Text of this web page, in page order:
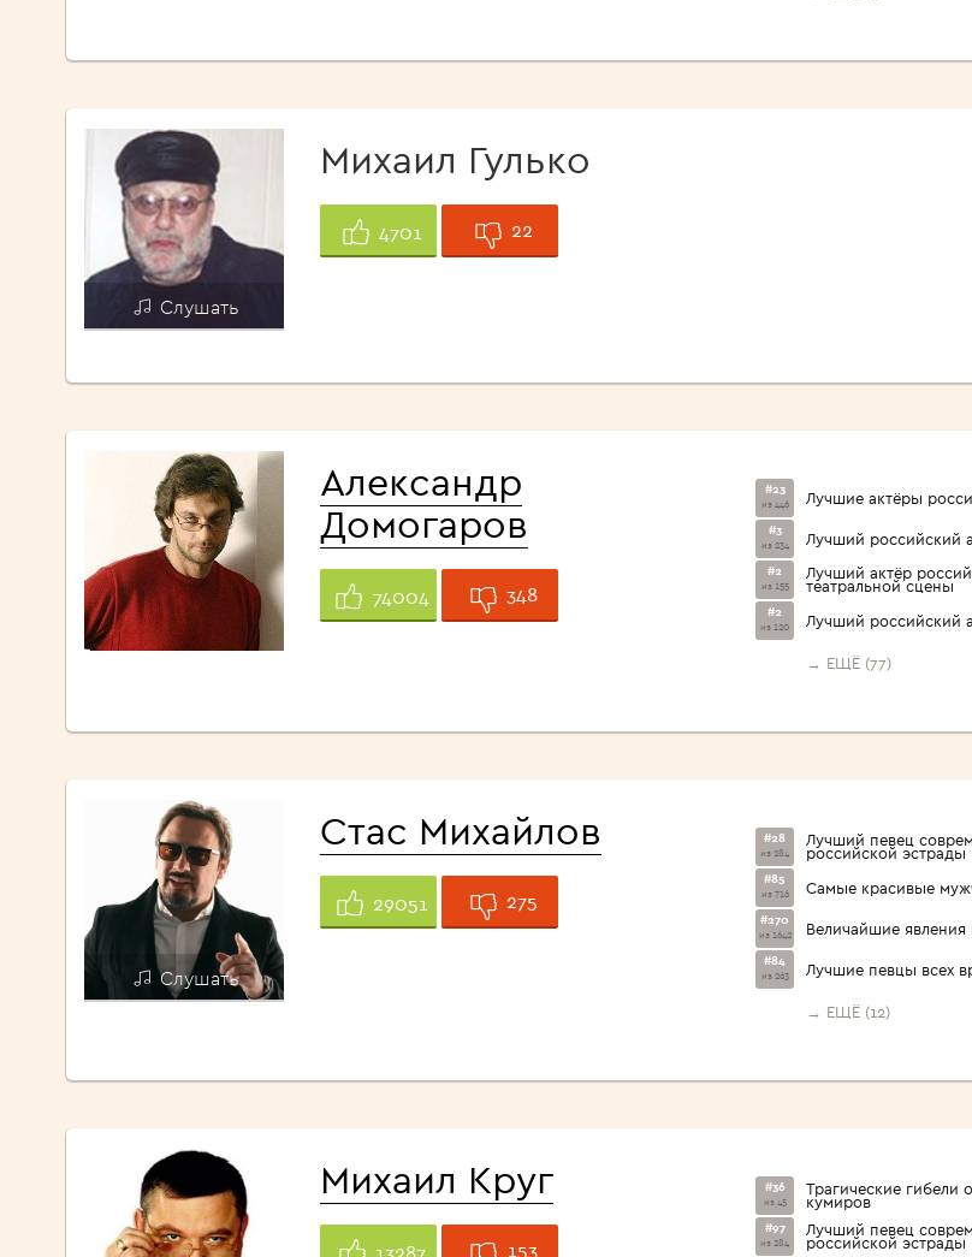
Слушать
Михаил Гулько
4701 22
Александр
Домогаров
74004 348
#23
из 446 Лучшие актёры
#3
из 234 Лучший российский
#2
из 155
Лучший актёр
театральной сцены
#2
из 120 Лучший российский
→ ЕЩЁ (77)
Слушать
Стас Михайлов
29051 275
#28
из 284
Лучший певец
российской эстрады
#85
из 716 Самые красивые
#270
из 1642 Величайшие явления
#84
из 263 Лучшие певцы всех
→ ЕЩЁ (12)
Михаил Круг
13287 153
#36
из 45
Трагические гибели
кумиров
#97
из 284
Лучший певец
российской эстрады